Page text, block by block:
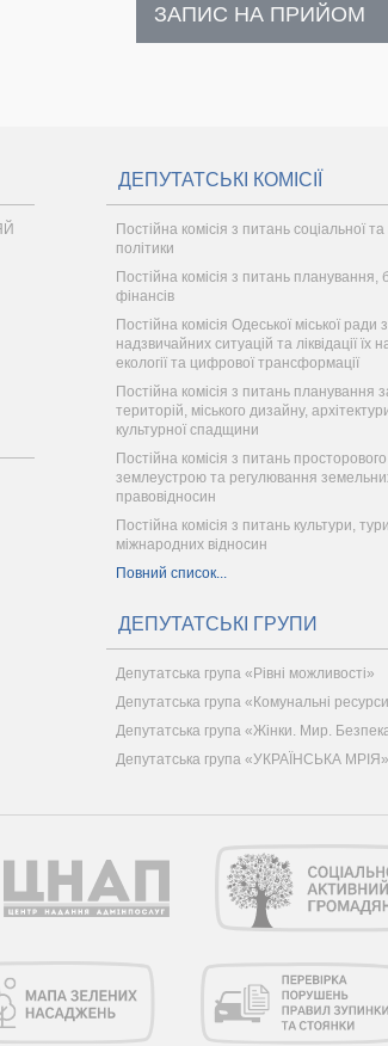
ЗАПИС НА ПРИЙОМ
ДЕПУТАТСЬКІ КОМІСІЇ
Постійна комісія з питань соціальної
політики
Постійна комісія з питань планування,
фінансів
Постійна комісія Одеської міської ради
надзвичайних ситуацій та ліквідації їх
екології та цифрової трансформації
Постійна комісія з питань планування
територій, міського дизайну,
культурної спадщини
Постійна комісія з питань
землеустрою та регулювання
правовідносин
Постійна комісія з питань культури,
міжнародних відносин
Повний список...
ДЕПУТАТСЬКІ ГРУПИ
Депутатська група «Рівні можливості»
Депутатська група «Комунальні
Депутатська група «Жінки. Мир.
Депутатська група «УКРАЇНСЬКА МРІЯ»